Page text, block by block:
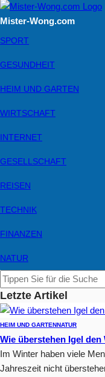
Mister-Wong.com
SPORT
GESUNDHEIT
HEIM UND GARTEN
WIRTSCHAFT
INTERNET
GESELLSCHAFT
REISEN
TECHNIK
FINANZEN
NATUR
Letzte Artikel
HEIM UND GARTENNATUR
Wie überstehen Igel den
Im Winter haben viele
Jahreszeit nicht